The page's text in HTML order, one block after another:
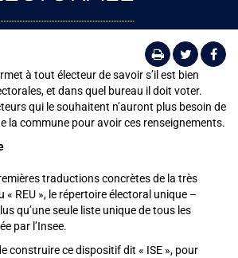
à tout électeur de savoir s’il est bien
et dans quel bureau il doit voter.
qui le souhaitent n’auront plus besoin de
la commune pour avoir ces renseignements.
traductions concrètes de la très
REU », le répertoire électoral unique –
qu’une seule liste unique de tous les
par l’Insee.
construire ce dispositif dit « ISE », pour